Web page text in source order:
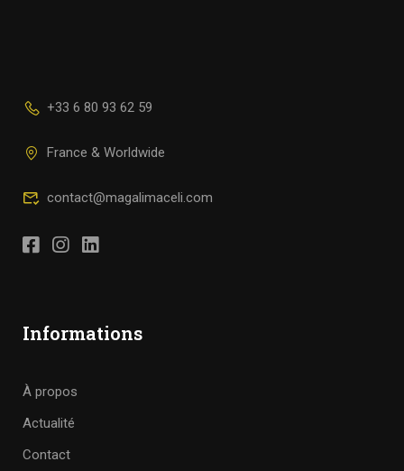
+33 6 80 93 62 59
France & Worldwide
contact@magalimaceli.com
Informations
À propos
Actualité
Contact